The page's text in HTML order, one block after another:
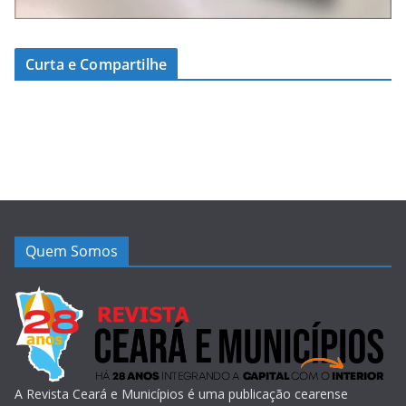
Curta e Compartilhe
Quem Somos
A Revista Ceará e Municípios é uma publicação cearense